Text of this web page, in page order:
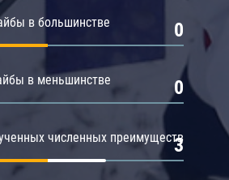
в большинстве 0
в меньшинстве 0
численных преимуществ
3